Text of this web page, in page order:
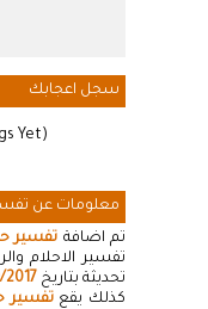
سجل اعجابك
Yet)
معلومات عن
تم اضافة تفسير
تفسير الاحلام
تحديثة بتاريخ
كذلك يقعتفسير